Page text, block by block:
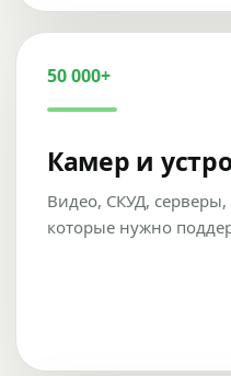
50 000+
Камер и
Видео, СКУД, серверы,
которые нужно